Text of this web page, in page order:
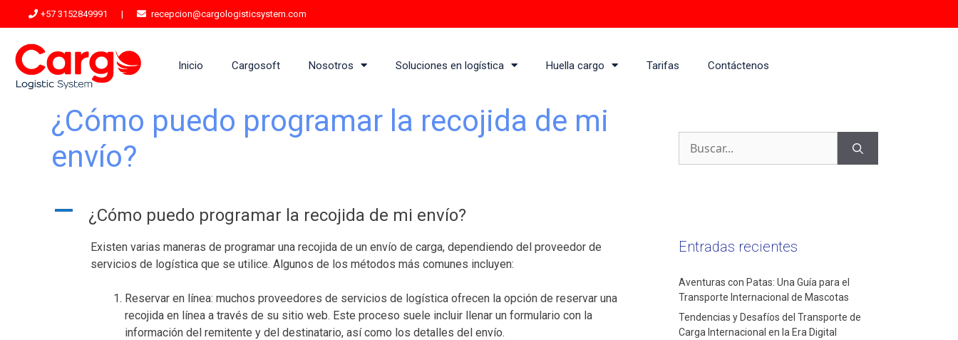
+57 3152849991 | recepcion@cargologisticsystem.com
Inicio Cargosoft Nosotros Soluciones en logística Huella cargo Tarifas Contáctenos
¿Cómo puedo programar la recojida de mi
envío?
A ¿Cómo puedo programar la recojida de mi envío?
Existen varias maneras de programar una recojida de un envío de carga, dependiendo del proveedor de
servicios de logística que se utilice. Algunos de los métodos más comunes incluyen:
Reservar en línea: muchos proveedores de servicios de logística ofrecen la opción de reservar una
recojida en línea a través de su sitio web. Este proceso suele incluir llenar un formulario con la
información del remitente y del destinatario, así como los detalles del envío.
Entradas recientes
Aventuras con Patas: Una Guía para el
Transporte Internacional de Mascotas
Tendencias y Desafíos del Transporte de
Carga Internacional en la Era Digital